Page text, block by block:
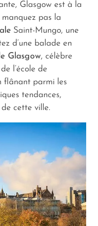
Glasgow est à la
pas la
Saint-Mungo, une
d’une balade en
Glasgow, célèbre
l’école de
flânant parmi les
tendances,
de cette ville.